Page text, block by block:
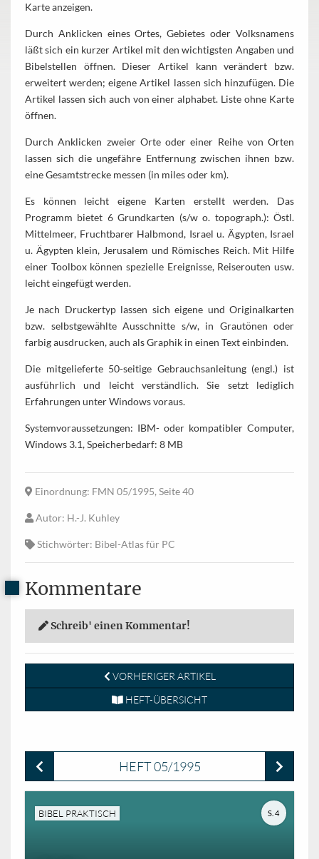
Karte anzeigen.
Durch Anklicken eines Ortes, Gebietes oder Volksnamens
läßt sich ein kurzer Artikel mit den wichtigsten Angaben und
Bibelstellen öffnen. Dieser Artikel kann verändert bzw.
erweitert werden; eigene Artikel lassen sich hinzufügen. Die
Artikel lassen sich auch von einer alphabet. Liste ohne Karte
öffnen.
Durch Anklicken zweier Orte oder einer Reihe von Orten
lassen sich die ungefähre Entfernung zwischen ihnen bzw.
eine Gesamtstrecke messen (in miles oder km).
Es können leicht eigene Karten erstellt werden. Das
Programm bietet 6 Grundkarten (s/w o. topograph.): Östl.
Mittelmeer, Fruchtbarer Halbmond, Israel u. Ägypten, Israel
u. Ägypten klein, Jerusalem und Römisches Reich. Mit Hilfe
einer Toolbox können spezielle Ereignisse, Reiserouten usw.
leicht eingefügt werden.
Je nach Druckertyp lassen sich eigene und Originalkarten
bzw. selbstgewählte Ausschnitte s/w, in Grautönen oder
farbig ausdrucken, auch als Graphik in einen Text einbinden.
Die mitgelieferte 50-seitige Gebrauchsanleitung (engl.) ist
ausführlich und leicht verständlich. Sie setzt lediglich
Erfahrungen unter Windows voraus.
Systemvoraussetzungen: IBM- oder kompatibler Computer,
Windows 3.1, Speicherbedarf: 8 MB
Einordnung: FMN 05/1995, Seite 40
Autor: H.-J. Kuhley
Stichwörter: Bibel-Atlas für PC
Kommentare
Schreib' einen Kommentar!
VORHERIGER ARTIKEL
HEFT-ÜBERSICHT
HEFT 05/1995
BIBEL PRAKTISCH S. 4